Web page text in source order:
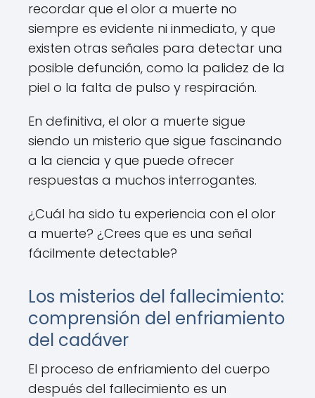
recordar que el olor a muerte no
siempre es evidente ni inmediato, y que
existen otras señales para detectar una
posible defunción, como la palidez de la
piel o la falta de pulso y respiración.
En definitiva, el olor a muerte sigue
siendo un misterio que sigue fascinando
a la ciencia y que puede ofrecer
respuestas a muchos interrogantes.
¿Cuál ha sido tu experiencia con el olor
a muerte? ¿Crees que es una señal
fácilmente detectable?
Los misterios del fallecimiento:
comprensión del enfriamiento
del cadáver
El proceso de enfriamiento del cuerpo
después del fallecimiento es un